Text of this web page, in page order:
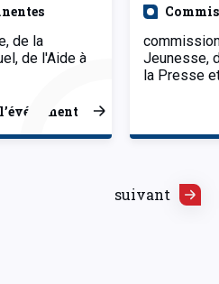
de la
de l'Aide à
Jeunesse,
la Presse
suivant